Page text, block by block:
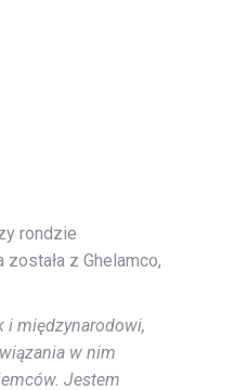
rondzie
z Ghelamco,
i międzynarodowi,
w nim
Jestem